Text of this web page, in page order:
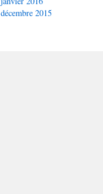
décembre 2015